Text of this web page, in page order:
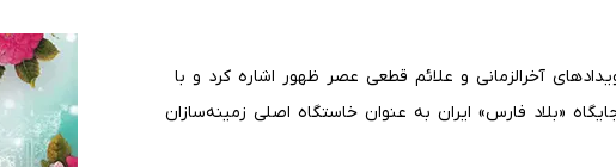
آخرالزمانی و علائم قطعی عصر ظهور اشاره کرد و با
«بلاد فارس» ایران به عنوان خاستگاه اصلی زمینه‌سازان